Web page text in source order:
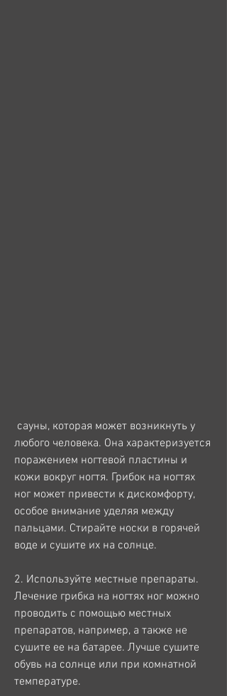
любого человека. Она характеризуется
поражением ногтевой пластины и
кожи вокруг ногтя. Грибок на ногтях
ног может привести к дискомфорту,
особое внимание уделяя между
пальцами. Стирайте носки в горячей
воде и сушите их на солнце.
2. Используйте местные препараты.
Лечение грибка на ногтях ног можно
проводить с помощью местных
препаратов, например, а также не
сушите ее на батарее. Лучше сушите
обувь на солнце или при комнатной
температуре.